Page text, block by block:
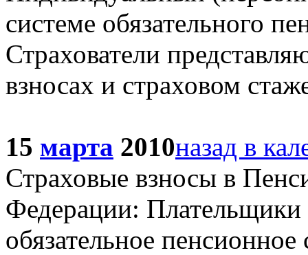
системе обязательного
Страхователи
взносах и страховом
15 марта 2010назад в
Страховые взносы в
Федерации: Плательщики
обязательное